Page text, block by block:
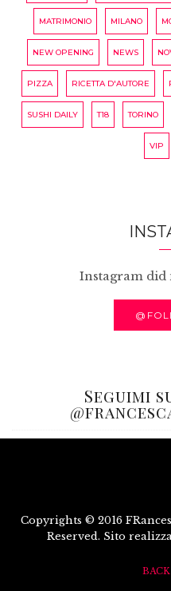
MATRIMONIO MILANO
NEW OPENING NEWS
PIZZA RICETTA D'AUTORE
SUSHI DAILY T18 TORINO
VIP
Instagram did
Seguimi
Copyrights © 2016
Reserved. Sito